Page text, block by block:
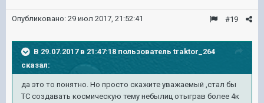
#19
Опубликовано: 29 июл 2017, 21:52:41
В 29.07.2017 в 21:47:18 пользователь traktor_264
сказал:
да это то понятно. Но просто скажите уважаемый ,стал бы
ТС создавать космическую тему небылиц отыграв более 4к